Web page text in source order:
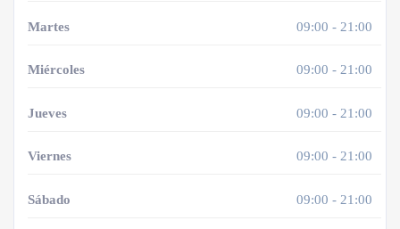
Martes 09:00 - 21:00
Miércoles 09:00 - 21:00
Jueves 09:00 - 21:00
Viernes 09:00 - 21:00
Sábado 09:00 - 21:00